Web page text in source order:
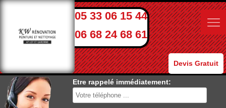
05 33 06 15 44
06 68 24 68 61
Devis Gratuit
Etre rappelé immédiatement: